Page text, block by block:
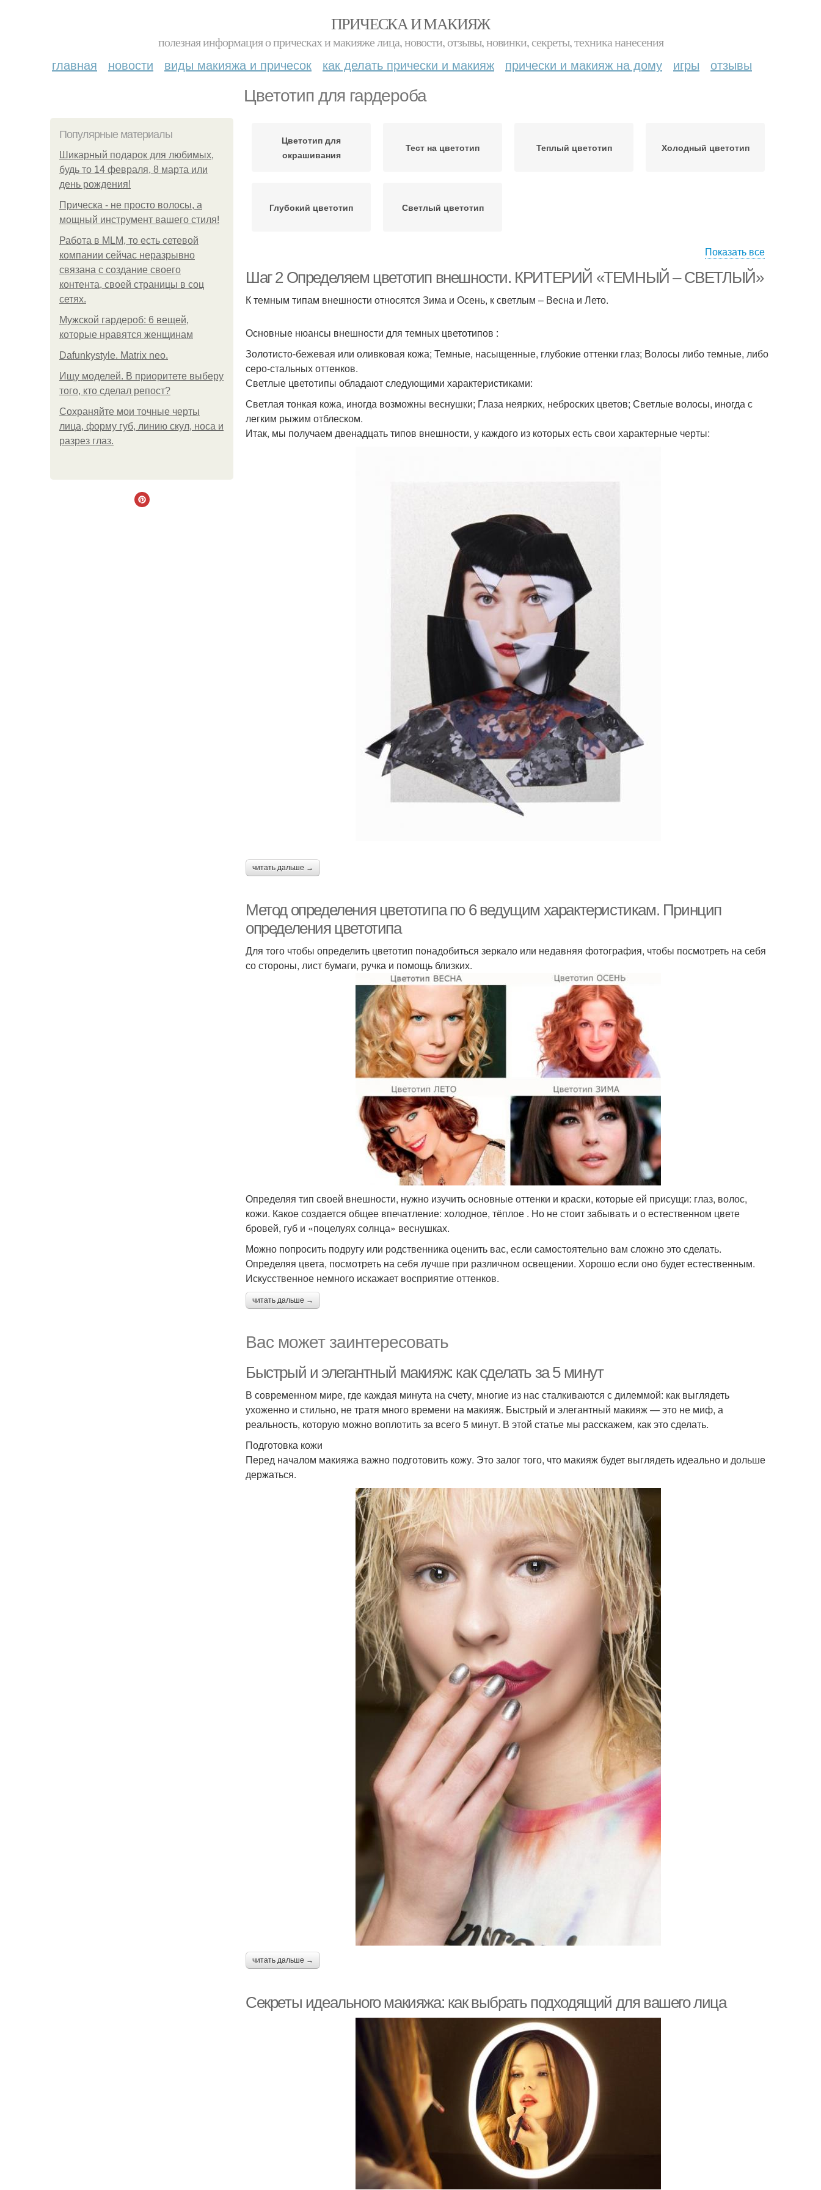
ПРИЧЕСКА И МАКИЯЖ
полезная информация о прическах и макияже лица, новости, отзывы, новинки, секреты, техника нанесения
главная новости виды макияжа и причесок как делать прически и макияж прически и макияж на дому игры отзывы
Цветотип для гардероба
Популярные материалы
Шикарный подарок для любимых,
будь то 14 февраля, 8 марта или
день рождения!
Прическа - не просто волосы, а
мощный инструмент вашего стиля!
Работа в MLM, то есть сетевой
компании сейчас неразрывно
связана с создание своего
контента, своей страницы в соц
сетях.
Мужской гардероб: 6 вещей,
которые нравятся женщинам
Dafunkystyle. Matrix neo.
Ищу моделей. В приоритете выберу
того, кто сделал репост?
Сохраняйте мои точные черты
лица, форму губ, линию скул, носа и
разрез глаз.
Цветотип для
окрашивания
Тест на цветотип Теплый цветотип Холодный цветотип
Глубокий цветотип Светлый цветотип
Показать все
Шаг 2 Определяем цветотип внешности. КРИТЕРИЙ «ТЕМНЫЙ – СВЕТЛЫЙ»
К темным типам внешности относятся Зима и Осень, к светлым – Весна и Лето.
Основные нюансы внешности для темных цветотипов :
Золотисто-бежевая или оливковая кожа; Темные, насыщенные, глубокие оттенки глаз; Волосы либо темные, либо
серо-стальных оттенков.
Светлые цветотипы обладают следующими характеристиками:
Светлая тонкая кожа, иногда возможны веснушки; Глаза неярких, неброских цветов; Светлые волосы, иногда с
легким рыжим отблеском.
Итак, мы получаем двенадцать типов внешности, у каждого из которых есть свои характерные черты:
читать дальше →
Метод определения цветотипа по 6 ведущим характеристикам. Принцип
определения цветотипа
Для того чтобы определить цветотип понадобиться зеркало или недавняя фотография, чтобы посмотреть на себя
со стороны, лист бумаги, ручка и помощь близких.
Определяя тип своей внешности, нужно изучить основные оттенки и краски, которые ей присущи: глаз, волос,
кожи. Какое создается общее впечатление: холодное, тёплое . Но не стоит забывать и о естественном цвете
бровей, губ и «поцелуях солнца» веснушках.
Можно попросить подругу или родственника оценить вас, если самостоятельно вам сложно это сделать.
Определяя цвета, посмотреть на себя лучше при различном освещении. Хорошо если оно будет естественным.
Искусственное немного искажает восприятие оттенков.
читать дальше →
Вас может заинтересовать
Быстрый и элегантный макияж: как сделать за 5 минут
В современном мире, где каждая минута на счету, многие из нас сталкиваются с дилеммой: как выглядеть
ухоженно и стильно, не тратя много времени на макияж. Быстрый и элегантный макияж — это не миф, а
реальность, которую можно воплотить за всего 5 минут. В этой статье мы расскажем, как это сделать.
Подготовка кожи
Перед началом макияжа важно подготовить кожу. Это залог того, что макияж будет выглядеть идеально и дольше
держаться.
читать дальше →
Секреты идеального макияжа: как выбрать подходящий для вашего лица